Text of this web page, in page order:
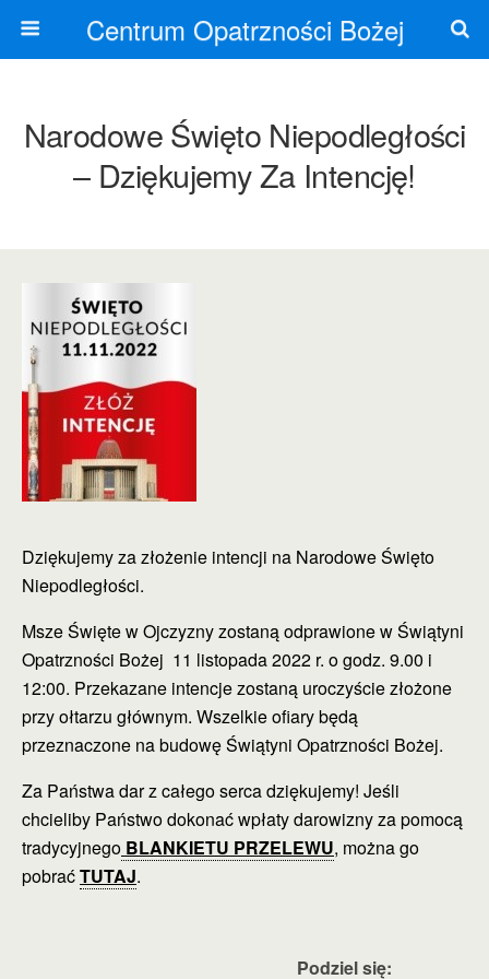
Centrum Opatrzności Bożej
Narodowe Święto Niepodległości
– Dziękujemy Za Intencję!
Dziękujemy za złożenie intencji na Narodowe Święto
Niepodległości.
Msze Święte w Ojczyzny zostaną odprawione w Świątyni
Opatrzności Bożej 11 listopada 2022 r. o godz. 9.00 i
12:00. Przekazane intencje zostaną uroczyście złożone
przy ołtarzu głównym. Wszelkie ofiary będą
przeznaczone na budowę Świątyni Opatrzności Bożej.
Za Państwa dar z całego serca dziękujemy! Jeśli
chcieliby Państwo dokonać wpłaty darowizny za pomocą
tradycyjnego BLANKIETU PRZELEWU, można go
pobraćTUTAJ.
Podziel się: